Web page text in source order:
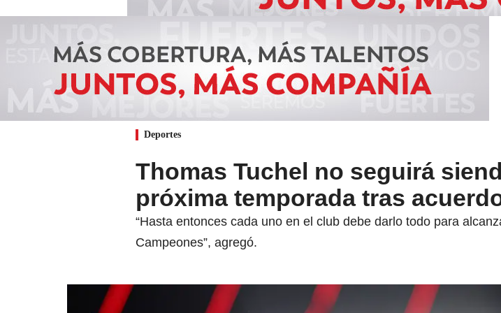
Deportes
Thomas Tuchel no seguirá
próxima temporada tras
“Hasta entonces cada uno en el club debe darlo todo para
Campeones”, agregó.